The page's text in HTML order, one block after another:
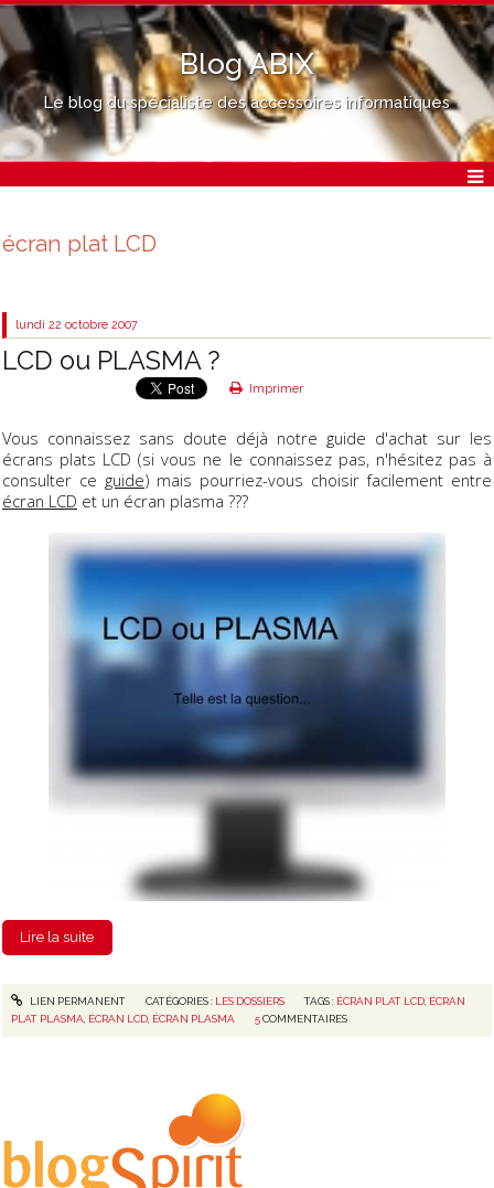
Blog ABIX
Le blog du spécialiste des accessoires informatiques
écran plat LCD
lundi 22 octobre 2007
LCD ou PLASMA ?
Imprimer
Vous connaissez sans doute déjà notre guide d'achat sur les
écrans plats LCD (si vous ne le connaissez pas, n'hésitez pas à
consulter ce guide) mais pourriez-vous choisir facilement entre
écran LCD et un écran plasma ???
Lire la suite
LIEN PERMANENT CATÉGORIES : LES DOSSIERS TAGS : ÉCRAN PLAT LCD ÉCRAN
PLAT PLASMA ÉCRAN LCD ÉCRAN PLASMA 5 COMMENTAIRES